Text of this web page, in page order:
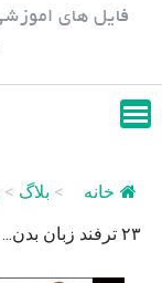
n
فایل های
خانه > بلاگ >
۲۳ ترفند زبان بدن...